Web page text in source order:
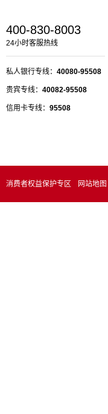
400-830-8003
24小时客服热线
私人银行专线： 40080-95508
贵宾专线： 40082-95508
信用卡专线： 95508
消费者权益保护专区 网站地图